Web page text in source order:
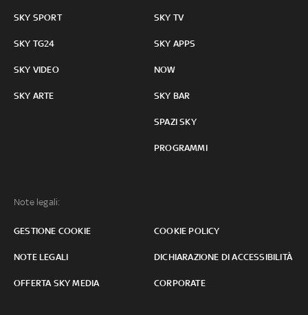
SKY SPORT
SKY TG24
SKY VIDEO
SKY ARTE
SKY TV
SKY APPS
NOW
SKY BAR
SPAZI SKY
PROGRAMMI
Note legali:
GESTIONE COOKIE COOKIE POLICY
NOTE LEGALI DICHIARAZIONE DI ACCESSIBILITÀ
OFFERTA SKY MEDIA CORPORATE